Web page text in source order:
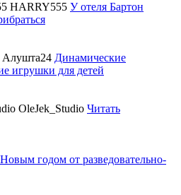
HARRY555 У отеля Бартон
Алушта24 Динамические
игрушки для детей
OleJek_Studio Читать
годом от разведовательно-